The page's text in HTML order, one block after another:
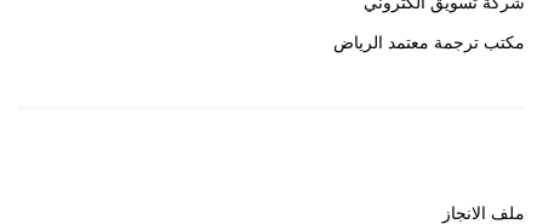
مكتب ترجمة معتمد الرياض
ملف الانجاز